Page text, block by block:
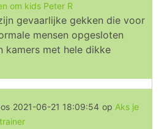
om kids Peter R
gevaarlijke gekken die voor
mensen opgesloten
kamers met hele dikke
2021-06-21 18:09:54 op Aks je